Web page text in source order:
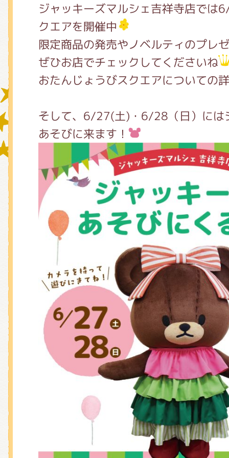
ジャッキーズマルシェ吉祥寺店では
クエアを開催中
限定商品の発売やノベルティのプレ
ぜひお店でチェックしてくださいね
おたんじょうびスクエアについての
そして、6/27(土)・6/28（日）には
あそびに来ます！
グッズインフォメーション
ミュージカル・コンサート
おたのしみコンテンツ(クイズ・
チア ジャッキーズ！
くまのがっこう しょくいんしつ
くまのがっこう 家庭科部